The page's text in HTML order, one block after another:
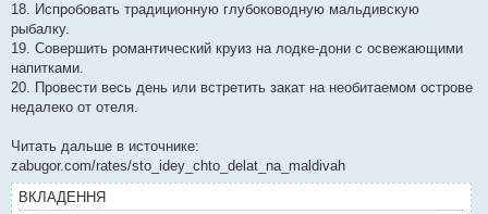
18. Испробовать традиционную глубоководную мальдивскую
рыбалку.
19. Совершить романтический круиз на лодке-дони с освежающими
напитками.
20. Провести весь день или встретить закат на необитаемом острове
недалеко от отеля.
Читать дальше в источнике:
zabugor.com/rates/sto_idey_chto_delat_na_maldivah
ВКЛАДЕННЯ